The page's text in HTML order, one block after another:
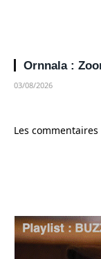
Ornnala :
03/08/2026
Les